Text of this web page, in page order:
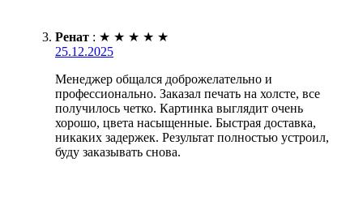
Ренат : ★ ★ ★ ★ ★
25.12.2025
Менеджер общался доброжелательно и
профессионально. Заказал печать на холсте, все
получилось четко. Картинка выглядит очень
хорошо, цвета насыщенные. Быстрая доставка,
никаких задержек. Результат полностью устроил,
буду заказывать снова.